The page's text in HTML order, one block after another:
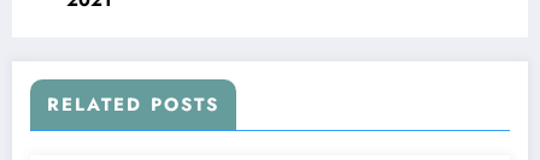
RELATED POSTS